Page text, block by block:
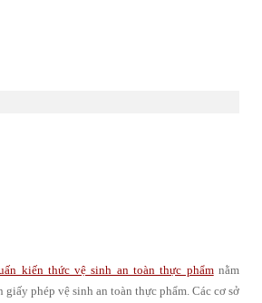
chứng nhận tập
kiến thức vệ sinh an toàn thực phẩmnằm
phép vệ sinh an toàn thực phẩm. Các cơ sở